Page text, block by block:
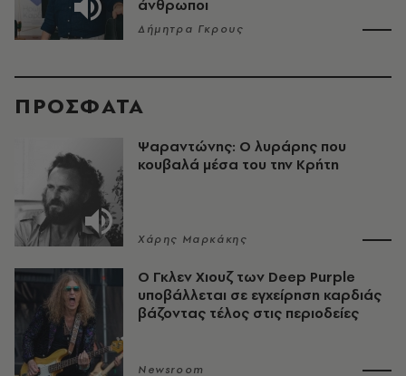
άνθρωποι
Δήμητρα Γκρους
ΠΡΟΣΦΑΤΑ
Ψαραντώνης: Ο λυράρης που
κουβαλά μέσα του την Κρήτη
Χάρης Μαρκάκης
O Γκλεν Χιουζ των Deep Purple
υποβάλλεται σε εγχείρηση καρδιάς
βάζοντας τέλος στις περιοδείες
Newsroom